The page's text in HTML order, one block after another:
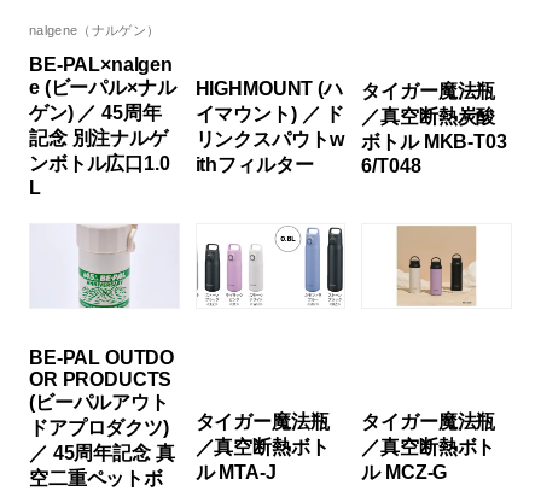
nalgene（ナルゲン）
BE-PAL×nalgen
e (ビーパル×ナル
ゲン) ／ 45周年
記念 別注ナルゲ
ンボトル広口1.0
L
HIGHMOUNT (ハ
イマウント) ／ ド
リンクスパウトw
ithフィルター
タイガー魔法瓶
／真空断熱炭酸
ボトル MKB-T03
6/T048
BE-PAL OUTDO
OR PRODUCTS
(ビーパルアウト
ドアプロダクツ)
／ 45周年記念 真
空二重ペットボ
タイガー魔法瓶
／真空断熱ボト
ル MTA-J
タイガー魔法瓶
／真空断熱ボト
ル MCZ-G